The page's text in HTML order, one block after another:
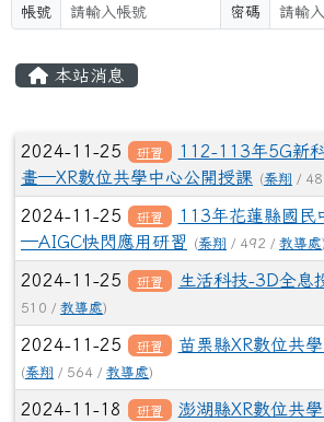
帳號 密碼
本站消息
文章列表
2024-11-25 研習
112-113年5G新
畫—XR數位共學中心公開授課
(秦翔 /
2024-11-25 研習
113年花蓮縣國民
─AIGC快閃應用研習
(秦翔 / 492 / 教導處)
2024-11-25 研習 生活科技-3D全息
510 / 教導處)
2024-11-25 研習 苗栗縣XR數位共
(秦翔 / 564 / 教導處)
2024-11-18 研習 澎湖縣XR數位共